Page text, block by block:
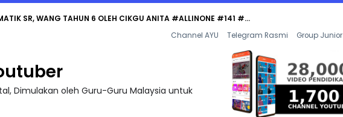
SR, WANG TAHUN 6 OLEH CIKGU ANITA #ALLINONE #141 #...
Channel AYU Telegram Rasmi Group Junior
Dimulakan oleh Guru-Guru Malaysia untuk